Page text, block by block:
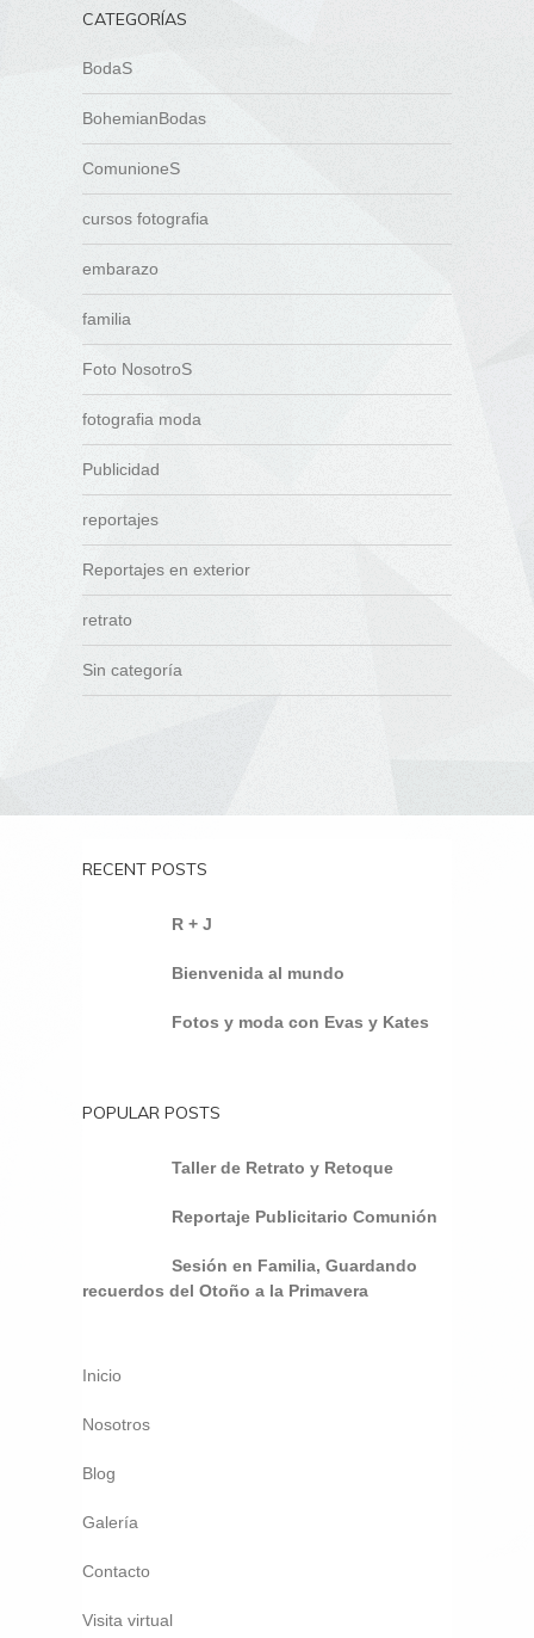
CATEGORÍAS
BodaS
BohemianBodas
ComunioneS
cursos fotografia
embarazo
familia
Foto NosotroS
fotografia moda
Publicidad
reportajes
Reportajes en exterior
retrato
Sin categoría
RECENT POSTS
R + J
Bienvenida al mundo
Fotos y moda con Evas y Kates
POPULAR POSTS
Taller de Retrato y Retoque
Reportaje Publicitario Comunión
Sesión en Familia, Guardando
recuerdos del Otoño a la Primavera
Inicio
Nosotros
Blog
Galería
Contacto
Visita virtual